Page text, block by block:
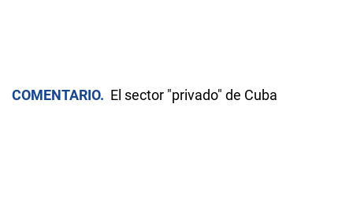
COMENTARIO El sector "privado" de Cuba